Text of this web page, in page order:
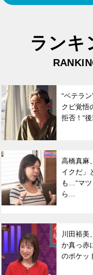
ランキ
“ベテラ
クビ覚悟
拒否！“
高橋真麻
イクだ」
も…“マツ
ら…
川田裕美
か真っ赤
のポケッ